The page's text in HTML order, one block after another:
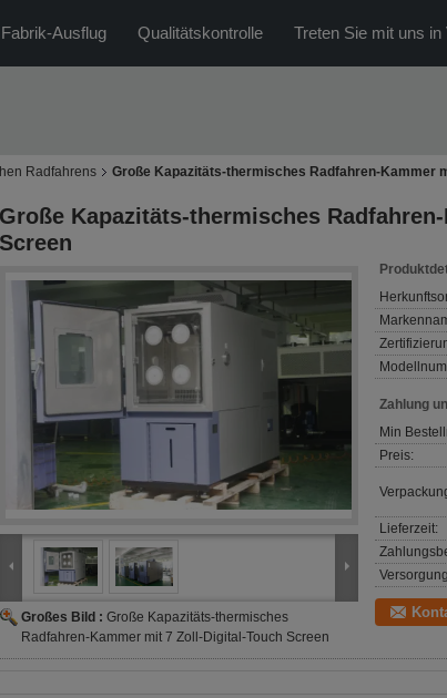
Fabrik-Ausflug Qualitätskontrolle Treten Sie mit uns in
Radfahrens Große Kapazitäts-thermisches Radfahren-Kammer
Große Kapazitäts-thermisches
Screen
Großes Bild : Große Kapazitäts-thermisches
Radfahren-Kammer mit 7 Zoll-Digital-Touch Screen
Zahlung
Min
Preis:
Lieferzeit: